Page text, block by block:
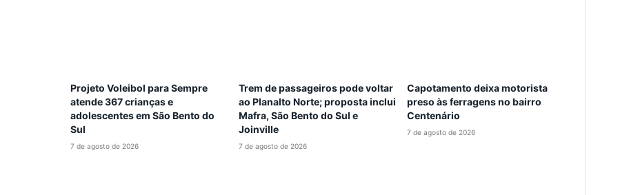
Projeto Voleibol para Sempre
atende 367 crianças e
adolescentes em São Bento do
Sul
7 de agosto de 2026
Trem de passageiros pode voltar
ao Planalto Norte; proposta inclui
Mafra, São Bento do Sul e
Joinville
7 de agosto de 2026
Capotamento deixa motorista
preso às ferragens no bairro
Centenário
7 de agosto de 2026